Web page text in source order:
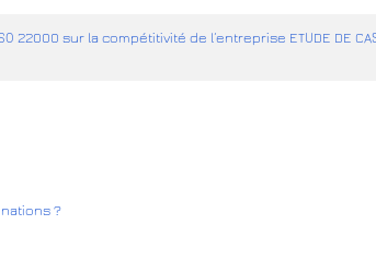
22000 sur la compétitivité de l’entreprise ETUDE DE
?